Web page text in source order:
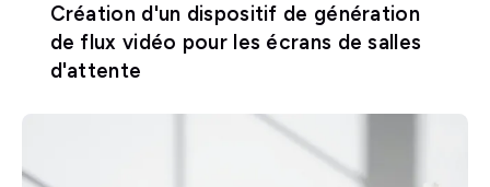
Création d'un dispositif de génération
de flux vidéo pour les écrans de salles
d'attente